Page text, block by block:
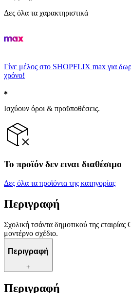
Δες όλα τα χαρακτηριστικά
Γίνε μέλος στο SHOPFLIX max για
χρόνο!
Ισχύουν όροι & προϋποθέσεις.
Το προϊόν δεν ειναι διαθέσιμο
Δες όλα τα προϊόντα της κατηγορίας
Περιγραφή
Σχολική τσάντα δημοτικού της
μοντέρνο σχέδιο.
Περιγραφή
+
Περιγραφή